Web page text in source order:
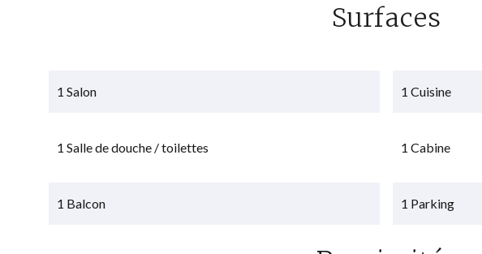
Surfaces
1 Salon 1 Cuisine
1 Salle de douche / toilettes 1 Cabine
1 Balcon 1 Parking